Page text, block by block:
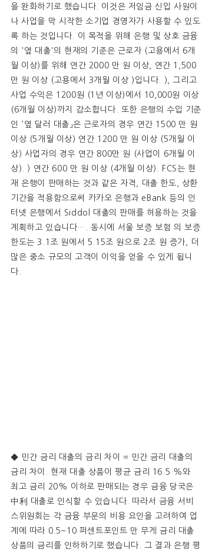
을 완화하기로 했습니다. 이것은 저임금 신입 사원이
나 사업을 막 시작한 소기업 경영자가 사용할 수 있도
록 하는 것입니다. 이 목적을 위해 은행 및 상호 금융
의 '옆 대출'의 현재의 기준은 근로자 (고용에서 6개
월 이상)를 위해 연간 2000 만 원 이상, 연간 1,500
만 원 이상 (고용에서 3개월 이상 )입니다. ), 그리고
사업 수익은 1200원 (1년 이상)에서 10,000원 이상
(6개월 이상)까지 감소합니다. 또한 은행의 수입 기준
인 '옆 달러 대출」은 근로자의 경우 연간 1500 만 원
이상 (5개월 이상) 연간 1200 만 원 이상 (5개월 이
상) 사업자의 경우 연간 800만 원 (사업이 6개월 이
상). ) 연간 600 만 원 이상 (4개월 이상). FCS는 현
재 은행이 판매하는 것과 같은 자격, 대출 한도, 상환
기간을 적용함으로써 카카오 은행과 eBank 등의 인
터넷 은행에서 Siddol 대출의 판매를 허용하는 것을
계획하고 있습니다…. 동시에 서울 보증 보험 의 보증
한도는 3.1조 원에서 5.15조 원으로 2조 원 증가, 더
많은 중소 규모의 고객이 이익을 얻을 수 있게 됩니
다.
◆ 민간 금리 대출의 금리 차이 = 민간 금리 대출의
금리 차이. 현재 대출 상품이 평균 금리 16.5 %와
최고 금리 20% 이하로 판매되는 경우 금융 당국은
中利 대출로 인식할 수 있습니다. 따라서 금융 서비
스위원회는 각 금융 부문의 비용 요인을 고려하여 업
계에 따라 0.5~10 퍼센트포인트 만 무게 금리 대출
상품의 금리를 인하하기로 했습니다. 그 결과 은행 평